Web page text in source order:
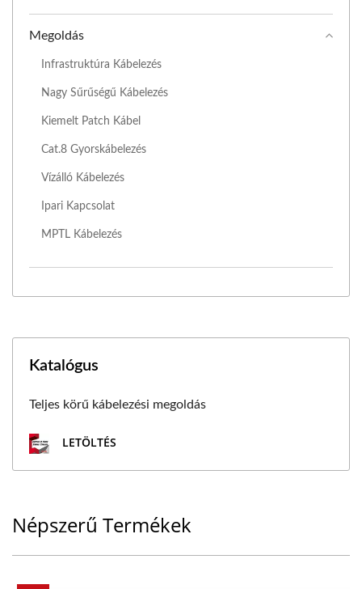
Megoldás
Infrastruktúra Kábelezés
Nagy Sűrűségű Kábelezés
Kiemelt Patch Kábel
Cat.8 Gyorskábelezés
Vízálló Kábelezés
Ipari Kapcsolat
MPTL Kábelezés
Katalógus
Teljes körű kábelezési megoldás
LETÖLTÉS
Népszerű Termékek